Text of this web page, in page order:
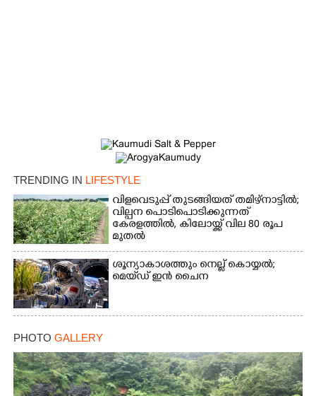
TRENDING IN LIFESTYLE
വിളവെടുപ്പ് തുടങ്ങിയത് തമിഴ്നാട്ടിൽ;
വില്പന പൊടിപൊടിക്കുന്നത്
കേരളത്തിൽ, കിലോയ്ക്ക് വില 80 രൂപ
മുതൽ
ശൂന്യാകാശത്തും നെല്ല് കൊയ്യൽ;
മെയ്‌ഡ് ഇൻ ചൈന
PHOTO GALLERY